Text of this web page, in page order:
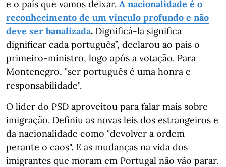
e o país que vamos deixar. A nacionalidade é o
reconhecimento de um vínculo profundo e não
deve ser banalizada. Dignificá-la significa
dignificar cada português”, declarou ao país o
primeiro-ministro, logo após a votação. Para
Montenegro, "ser português é uma honra e
responsabilidade".
O líder do PSD aproveitou para falar mais sobre
imigração. Definiu as novas leis dos estrangeiros e
da nacionalidade como "devolver a ordem
perante o caos". E as mudanças na vida dos
imigrantes que moram em Portugal não vão parar.